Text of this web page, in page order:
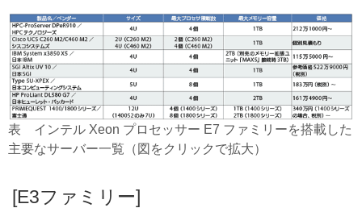
表 インテル Xeon プロセッサー E7 ファミリーを搭載した
主要なサーバー一覧（図をクリックで拡大）
[E3ファミリー]